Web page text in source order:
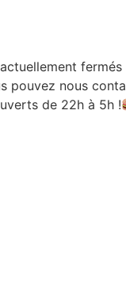
pouvez nous
de 22h à 5h !